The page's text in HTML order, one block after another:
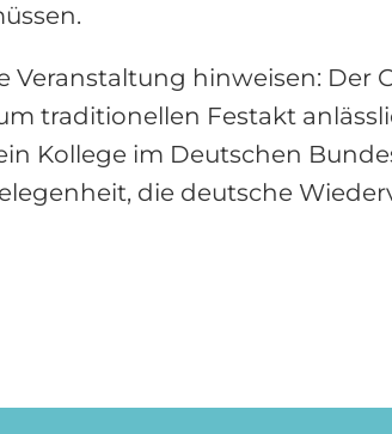
hinweisen: Der
traditionellen Festakt
Kollege im Deutschen
die deutsche